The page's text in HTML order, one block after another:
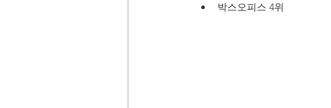
박스오피스 4위